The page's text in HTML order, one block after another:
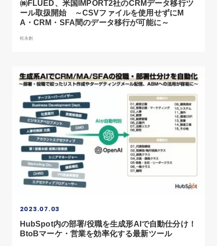
㈱FLUED、米国IMPORT2社のCRMデータ移行ツ
ール取扱開始 ～CSVファイルを使用せずにM
A・CRM・SFA間のデータ移行が可能に～
松永創
2023.07.03
HubSpot内の部署/役職を生成形AIで自動仕分け！
BtoBマーケ・営業を効率化する最新ツール